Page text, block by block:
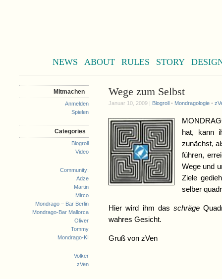
NEWS ABOUT RULES STORY
Mitmachen
Anmelden
Spielen
Categories
Blogroll
Video
Community:
Adze
Martin
Mirco
Mondrago – Bar Berlin
Mondrago-Bar Mallorca
Oliver
Tommy
Mondrago-KI
Volker
zVen
Wege zum Selbst
Januar 10, 2009 | Blogroll • Mondragologie •
hat, kann
zunächst,
führen,
Wege und
Ziele
selber
Hier wird ihm dasschräge
wahres Gesicht.
Gruß von zVen